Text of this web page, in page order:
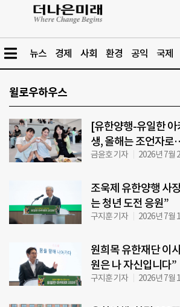
뉴스 경제 사회 환경 공익 국제
윌로우하우스
[유한양행-유일한
생, 올해는 조언자
금윤호 기자 2026년 7월
조욱제 유한양행 사
는 청년 도전 응원”
구지훈 기자 2026년 7월
원희목 유한재단 이
원은 나 자신입니다”
구지훈 기자 2026년 7월